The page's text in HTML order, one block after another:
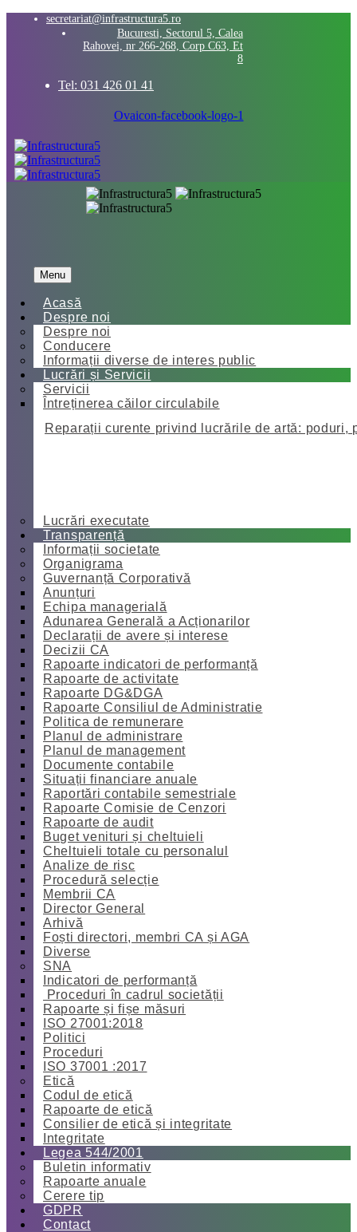
secretariat@infrastructura5.ro
Bucuresti, Sectorul 5, Calea
Rahovei, nr 266-268, Corp C63, Et
8
Tel: 031 426 01 41
Ovaicon-facebook-logo-1
Menu
Acasă
Despre noi
Despre noi
Conducere
Informații diverse de interes public
Lucrări și Servicii
Servicii
Întreținerea căilor circulabile
Reparații curente privind lucrările de artă: poduri,
Lucrări executate
Transparență
Informații societate
Organigrama
Guvernanță Corporativă
Anunțuri
Echipa managerială
Adunarea Generală a Acționarilor
Declarații de avere și interese
Decizii CA
Rapoarte indicatori de performanță
Rapoarte de activitate
Rapoarte DG&DGA
Rapoarte Consiliul de Administratie
Politica de remunerare
Planul de administrare
Planul de management
Documente contabile
Situații financiare anuale
Raportări contabile semestriale
Rapoarte Comisie de Cenzori
Rapoarte de audit
Buget venituri și cheltuieli
Cheltuieli totale cu personalul
Analize de risc
Procedură selecție
Membrii CA
Director General
Arhivă
Foști directori, membri CA și AGA
Diverse
SNA
Indicatori de performanță
Proceduri în cadrul societății
Rapoarte și fișe măsuri
ISO 27001:2018
Politici
Proceduri
ISO 37001 :2017
Etică
Codul de etică
Rapoarte de etică
Consilier de etică și integritate
Integritate
Legea 544/2001
Buletin informativ
Rapoarte anuale
Cerere tip
GDPR
Contact